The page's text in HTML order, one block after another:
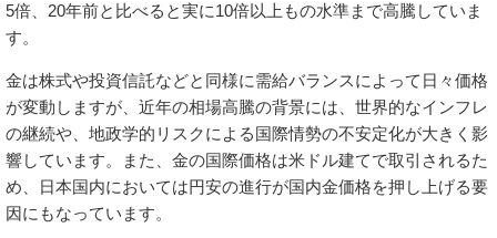
5倍、20年前と比べると実に10倍以上もの水準まで高騰していま
す。
金は株式や投資信託などと同様に需給バランスによって日々価格
が変動しますが、近年の相場高騰の背景には、世界的なインフレ
の継続や、地政学的リスクによる国際情勢の不安定化が大きく影
響しています。また、金の国際価格は米ドル建てで取引されるた
め、日本国内においては円安の進行が国内金価格を押し上げる要
因にもなっています。